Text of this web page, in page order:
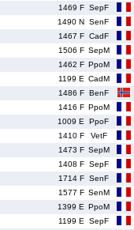
1469 F SepF
1490 N SenF
1467 F CadF
1506 F SepM
1462 F PpoM
1199 E CadM
1486 F BenF
1416 F PpoM
1009 E
PpoF
1410 F
VetF
1473 F SepM
1408 F SepF
1714 F SenF
1577 F SenM
1399 E PpoM
1199 E
SepF